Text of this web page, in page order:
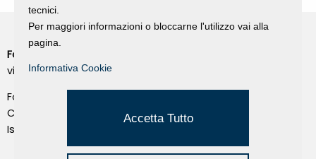
Fondazione Dino Zoli
viale Bologna 288, Forlì
Fondo dot. euro 285.000 i.v.
CF e P.IVA 03692820404
Isc.Reg Per.Giu. n. 10404
tecnici.
Per maggiori informazioni o bloccarne l'utilizzo vai alla
pagina.
Informativa Cookie
Accetta Tutto